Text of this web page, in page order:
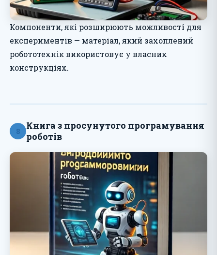
Компоненти, які розширюють можливості для
експериментів — матеріал, який захоплений
робототехнік використовує у власних
конструкціях.
8
Книга з просунутого програмування
роботів